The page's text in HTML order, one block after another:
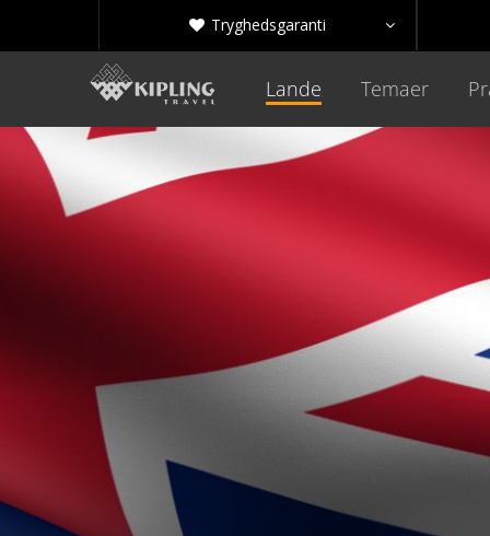
 Tryghedsgaranti 
Lande Temaer